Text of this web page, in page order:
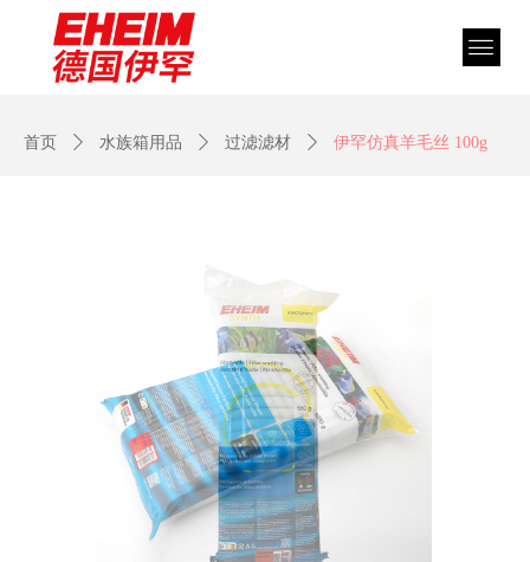
首页 ꄲ 水族箱用品 ꄲ 过滤滤材 ꄲ 伊罕仿真羊毛丝 100g